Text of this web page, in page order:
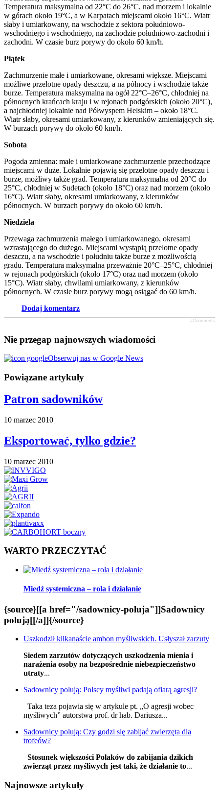
Temperatura maksymalna od 22°C do 26°C, nad morzem i lokalnie
w górach około 19°C, a w Karpatach miejscami około 16°C. Wiatr
słaby i umiarkowany, na wschodzie z sektora południowo-
wschodniego i wschodniego, na zachodzie południowo-zachodni i
zachodni. W czasie burz porywy do około 60 km/h.
Piątek
Zachmurzenie małe i umiarkowane, okresami większe. Miejscami
możliwe przelotne opady deszczu, a na północy i wschodzie także
burze. Temperatura maksymalna na ogół 22°C–26°C, chłodniej na
północnych krańcach kraju i w rejonach podgórskich (około 20°C),
a najchłodniej lokalnie nad Półwyspem Helskim – około 18°C.
Wiatr słaby, okresami umiarkowany, z kierunków zmieniających się.
W burzach porywy do około 60 km/h.
Sobota
Pogoda zmienna: małe i umiarkowane zachmurzenie przechodzące
miejscami w duże. Lokalnie pojawią się przelotne opady deszczu i
burze, możliwy także grad. Temperatura maksymalna od 20°C do
25°C, chłodniej w Sudetach (około 18°C) oraz nad morzem (około
16°C). Wiatr słaby, okresami umiarkowany, z kierunków
północnych. W burzach porywy do około 60 km/h.
Niedziela
Przewaga zachmurzenia małego i umiarkowanego, okresami
wzrastającego do dużego. Miejscami wystąpią przelotne opady
deszczu, a na wschodzie i południu także burze z możliwością
gradu. Temperatura maksymalna przeważnie 20°C–25°C, chłodniej
w rejonach podgórskich (około 17°C) oraz nad morzem (około
15°C). Wiatr słaby, chwilami umiarkowany, z kierunków
północnych. W czasie burz porywy mogą osiągać do 60 km/h.
Dodaj komentarz
JComments
Nie przegap najnowszych wiadomości
Obserwuj nas w Google News
Powiązane artykuły
Patron sadowników
10 marzec 2010
Eksportować, tylko gdzie?
10 marzec 2010
WARTO PRZECZYTAĆ
Miedź systemiczna – rola i działanie
{source}[[a href="/sadownicy-poluja"]]Sadownicy
polują[[/a]]{/source}
Uszkodził kilkanaście ambon myśliwskich. Usłyszał zarzuty
Siedem zarzutów dotyczących uszkodzenia mienia i
narażenia osoby na bezpośrednie niebezpieczeństwo
utraty...
Sadownicy polują: Polscy myśliwi padają ofiarą agresji?
Taka teza pojawia się w artykule pt. „O agresji wobec
myśliwych” autorstwa prof. dr hab. Dariusza...
Sadownicy polują: Czy godzi się zabijać zwierzęta dla
trofeów?
Stosunek większości Polaków do zabijania dzikich
zwierząt przez myśliwych jest taki, że działanie to...
Najnowsze artykuły